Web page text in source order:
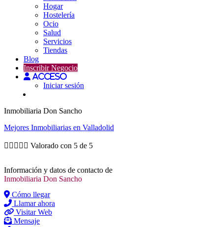
Hogar
Hostelería
Ocio
Salud
Servicios
Tiendas
Blog
Inscribir Negocio
Acceso
Iniciar sesión
Inmobiliaria Don Sancho
Mejores Inmobiliarias en Valladolid
     Valorado con 5 de 5
Información y datos de contacto de
Inmobiliaria Don Sancho
Cómo llegar
Llamar ahora
Visitar Web
Mensaje